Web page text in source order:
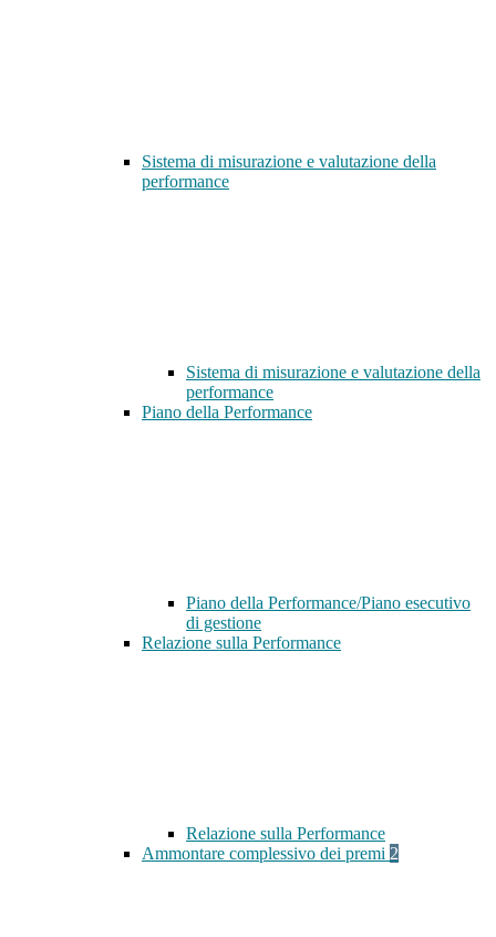
Sistema di misurazione e valutazione della
performance
Sistema di misurazione e valutazione della
performance
Piano della Performance
Piano della Performance/Piano esecutivo
di gestione
Relazione sulla Performance
Relazione sulla Performance
Ammontare complessivo dei premi 2